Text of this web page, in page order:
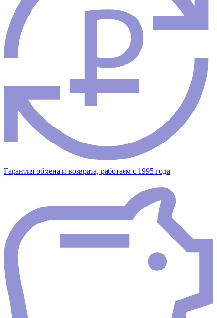
Гарантия обмена и возврата, работаем с 1995 года